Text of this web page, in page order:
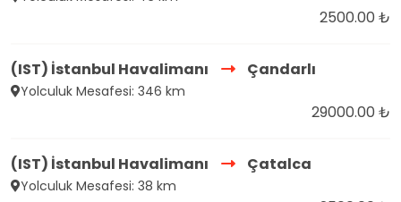
2500.00 ₺
(IST) İstanbul Havalimanı Çandarlı
Yolculuk Mesafesi: 346 km
29000.00 ₺
(IST) İstanbul Havalimanı Çatalca
Yolculuk Mesafesi: 38 km